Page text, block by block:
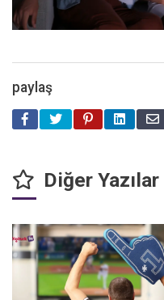
paylaş
Diğer Yazılar